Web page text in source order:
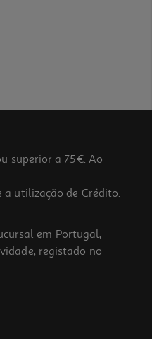
superior a 75€. Ao
a utilização de Crédito.
em Portugal,
registado no